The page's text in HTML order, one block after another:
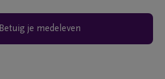
Betuig je medeleven